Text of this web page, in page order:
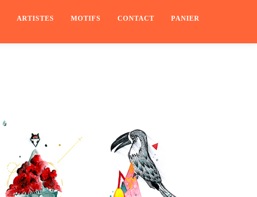
ARTISTES MOTIFS CONTACT PANIER